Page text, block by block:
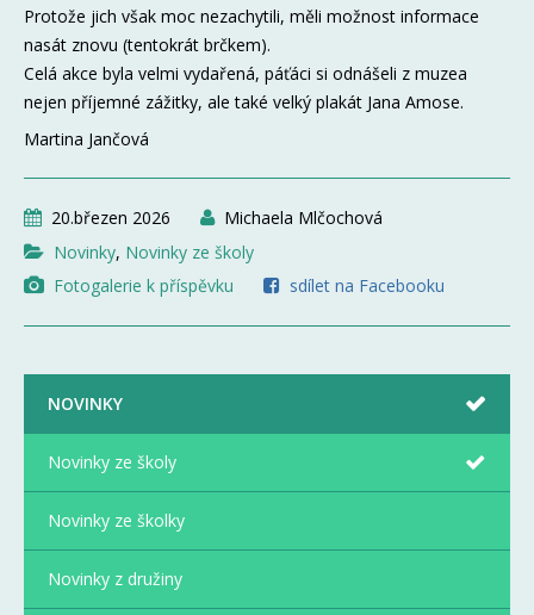
Protože jich však moc nezachytili, měli možnost informace
nasát znovu (tentokrát brčkem).
Celá akce byla velmi vydařená, páťáci si odnášeli z muzea
nejen příjemné zážitky, ale také velký plakát Jana Amose.
Martina Jančová
20.březen 2026
Michaela Mlčochová
Novinky, Novinky ze školy
Fotogalerie k příspěvku
sdílet na Facebooku
NOVINKY
Novinky ze školy
Novinky ze školky
Novinky z družiny